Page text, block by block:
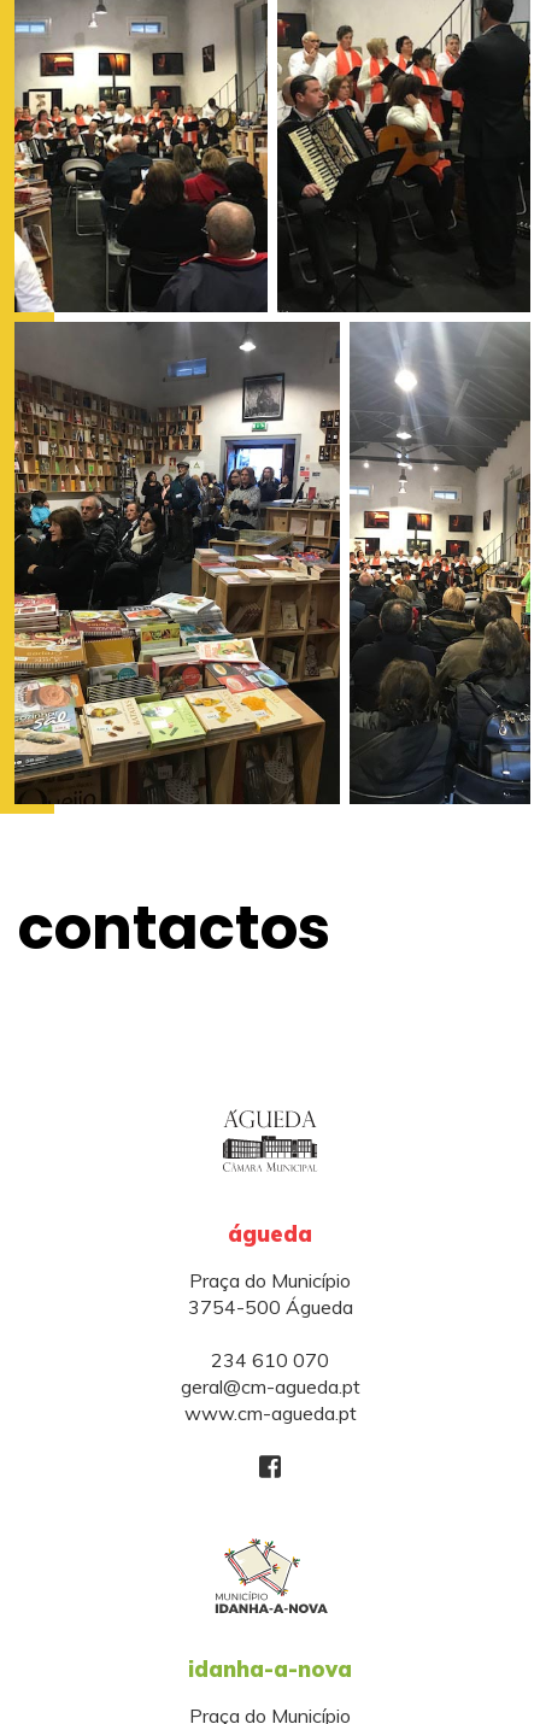
contactos
águeda
Praça do Município
3754-500 Águeda
234 610 070
geral@cm-agueda.pt
www.cm-agueda.pt
idanha-a-nova
Praça do Município